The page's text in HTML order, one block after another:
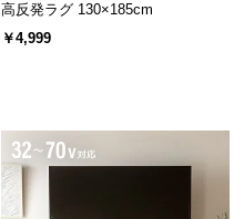
高反発ラグ 130×185cm
￥4,999